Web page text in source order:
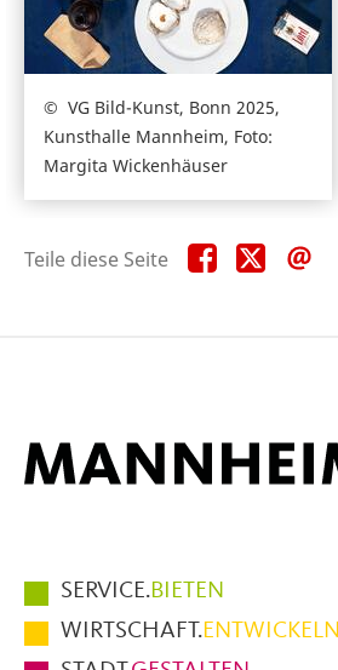
VG Bild-Kunst, Bonn 2025,
Kunsthalle Mannheim, Foto:
Margita Wickenhäuser
Teile diese Seite Teile
diese
Teile
diese
Hauptmenüpunkte
im
Fußbereich
SERVICE.BIETEN
WIRTSCHAFT.ENTWICKELN